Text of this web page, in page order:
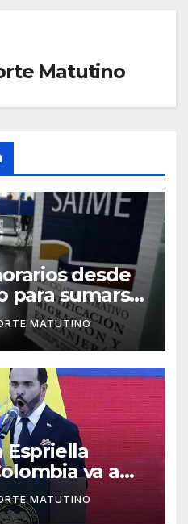
Matutino
desde
para sumarse
Energético’
MATUTINO
Espriella
va a
y la
MATUTINO